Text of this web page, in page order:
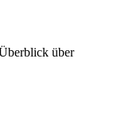
über